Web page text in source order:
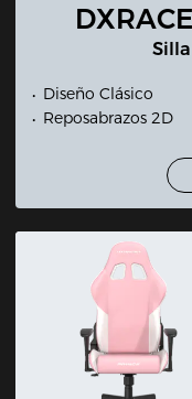
Diseño Clásico
Reposabrazos 2D